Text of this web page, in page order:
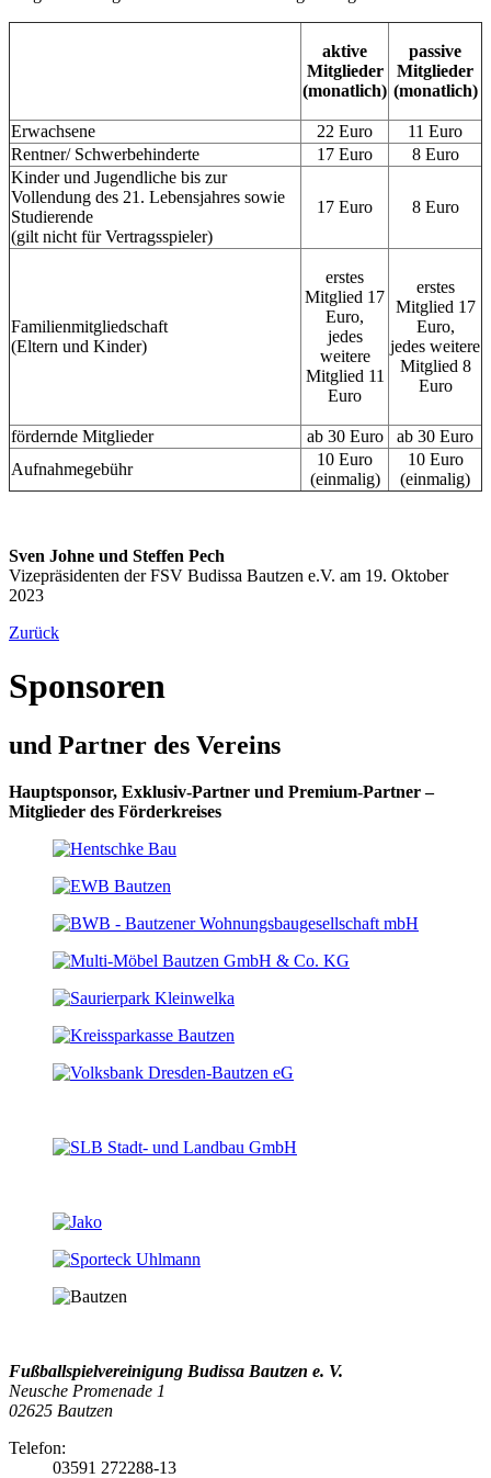
aktive
Mitglieder
(monatlich)
passive
Mitglieder
(monatlich)
Erwachsene 22 Euro
11 Euro
Rentner/ Schwerbehinderte
17 Euro
8 Euro
Kinder und Jugendliche bis zur
Vollendung des 21. Lebensjahres sowie
Studierende
(gilt nicht für Vertragsspieler)
17 Euro 8 Euro
Familienmitgliedschaft
(Eltern und Kinder)
erstes
Mitglied 17
Euro,
jedes
weitere
Mitglied 11
Euro
erstes
Mitglied 17
Euro,
jedes weitere
Mitglied 8
Euro
fördernde Mitglieder ab 30 Euro
ab 30 Euro
Aufnahmegebühr
10 Euro
(einmalig)
10 Euro
(einmalig)
Sven Johne und Steffen Pech
Vizepräsidenten der FSV Budissa Bautzen e.V. am 19. Oktober
2023
Zurück
Sponsoren
und Partner des Vereins
Hauptsponsor, Exklusiv-Partner und Premium-Partner –
Mitglieder des Förderkreises
Fußballspielvereinigung Budissa Bautzen e. V.
Neusche Promenade 1
02625 Bautzen
Telefon:
03591 272288-13